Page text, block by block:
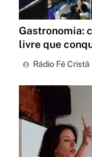
Gastronomia:
livre que
Rádio Fé Cristã